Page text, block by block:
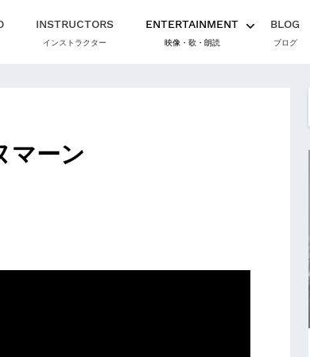
INSTRUCTORS
インストラクター
ENTERTAINMENT
映像・歌・朗読
BLOG
ブログ
マーン